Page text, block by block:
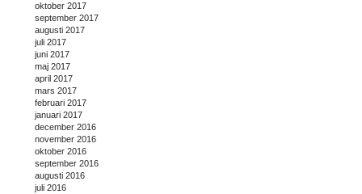
oktober 2017
september 2017
augusti 2017
juli 2017
juni 2017
maj 2017
april 2017
mars 2017
februari 2017
januari 2017
december 2016
november 2016
oktober 2016
september 2016
augusti 2016
juli 2016